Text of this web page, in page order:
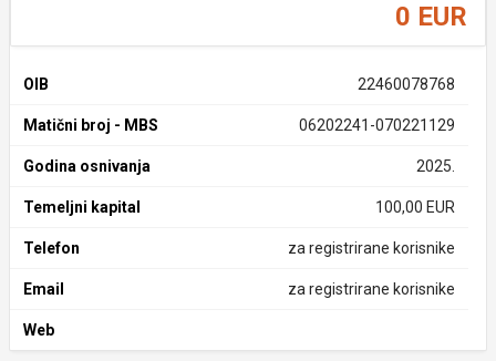
0 EUR
OIB 22460078768
Matični broj - MBS 06202241-070221129
Godina osnivanja 2025.
Temeljni kapital 100,00 EUR
Telefon za registrirane korisnike
Email za registrirane korisnike
Web